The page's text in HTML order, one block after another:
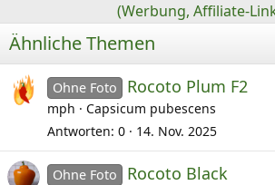
(Werbung, Affiliate-
Ähnliche Themen
Ohne Foto Rocoto Plum F2
mph
Capsicum pubescens
Antworten 0 14. Nov. 2025
Ohne Foto Rocoto Black